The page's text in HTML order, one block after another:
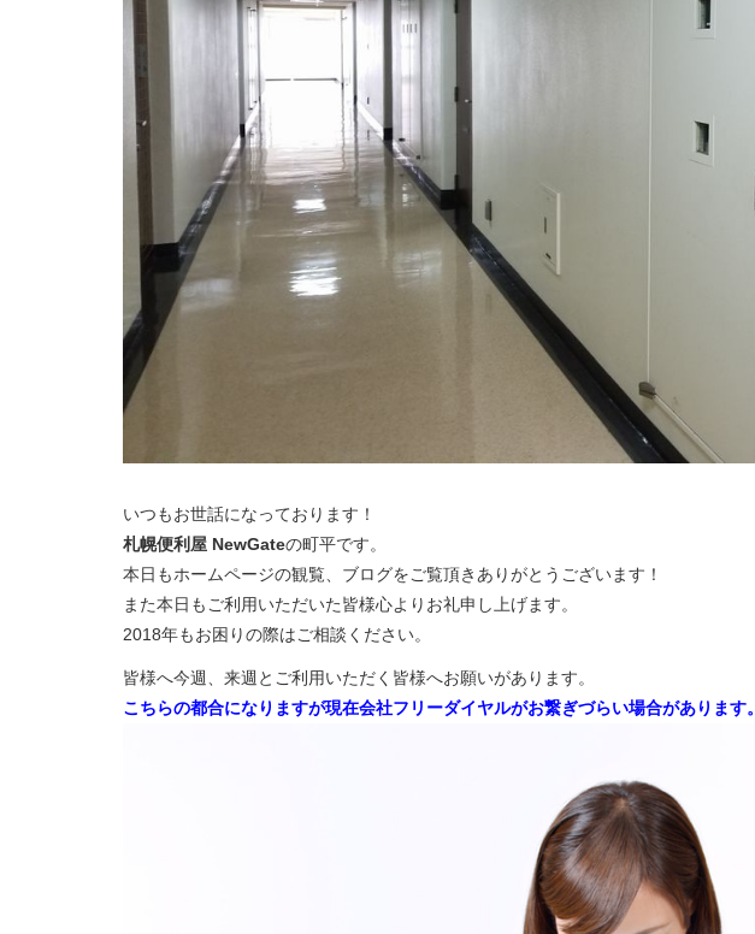
いつもお世話になっております！
札幌便利屋 NewGateの町平です。
本日もホームページの観覧、ブログをご覧頂きありがとうございます！
また本日もご利用いただいた皆様心よりお礼申し上げます。
2018年もお困りの際はご相談ください。
皆様へ今週、来週とご利用いただく皆様へお願いがあります。
こちらの都合になりますが現在会社フリーダイヤルがお繋ぎづらい場合があります。